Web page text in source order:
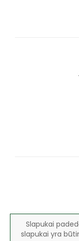
Slapukai
slapukai yra